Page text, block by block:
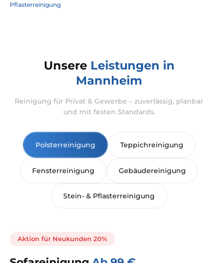
Pflasterreinigung
Unsere Leistungen in
Mannheim
Reinigung für Privat & Gewerbe – zuverlässig, planbar
und mit festen Standards.
Polsterreinigung Teppichreinigung
Fensterreinigung Gebäudereinigung
Stein- & Pflasterreinigung
Aktion für Neukunden 20%